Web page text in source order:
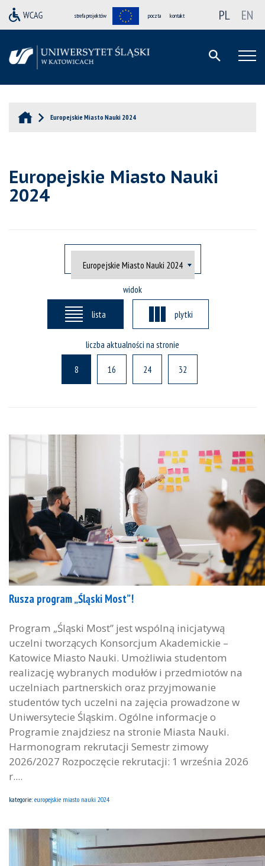
strefa projektów poczta kontakt PL EN
Europejskie Miasto Nauki 2024
Europejskie Miasto Nauki
2024
widok
lista plytki
liczba aktualności na stronie
8 16 24 32
Rusza program „Śląski Most”!
Program „Śląski Most” jest wspólną inicjatywą
uczelni tworzących Konsorcjum Akademickie –
Katowice Miasto Nauki. Umożliwia studentom
realizację wybranych modułów i przedmiotów na
uczelniach partnerskich oraz przyjmowanie
studentów tych uczelni na zajęcia prowadzone w
Uniwersytecie Śląskim. Ogólne informacje o
Programie znajdziesz na stronie Miasta Nauki.
Harmonogram rekrutacji Semestr zimowy
2026/2027 Rozpoczęcie rekrutacji: 1 września 2026
r....
kategorie: europejskie miasto nauki 2024